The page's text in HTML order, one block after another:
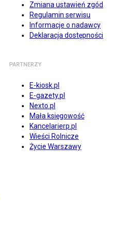
Zmiana ustawień zgód
Regulamin serwisu
Informacje o nadawcy
Deklaracja dostępności
PARTNERZY
E-kiosk.pl
E-gazety.pl
Nexto.pl
Mała księgowość
Kancelarierp.pl
Wieści Rolnicze
Życie Warszawy